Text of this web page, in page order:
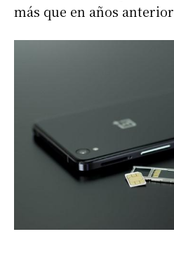
más que en años